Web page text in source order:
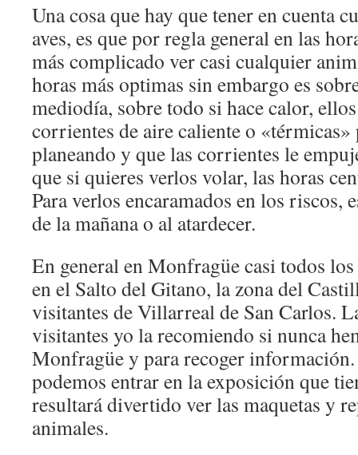
Una cosa que hay que tener en cuenta
aves, es que por regla general en las
más complicado ver casi cualquier
horas más optimas sin embargo es
mediodía, sobre todo si hace calor,
corrientes de aire caliente o «térmicas»
planeando y que las corrientes le
que si quieres verlos volar, las horas
Para verlos encaramados en los riscos,
de la mañana o al atardecer.
En general en Monfragüe casi todos
en el Salto del Gitano, la zona del
visitantes de Villarreal de San Carlos.
visitantes yo la recomiendo si nunca
Monfragüe y para recoger
podemos entrar en la exposición que
resultará divertido ver las maquetas y
animales.